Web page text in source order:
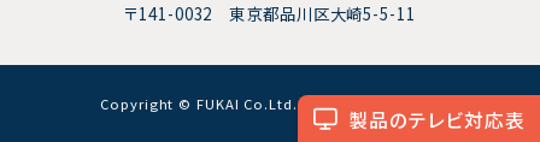
製品のテレビ対応表
〒141-0032 東京都品川区大崎5-5-11
Copyright © FUKAI Co.Ltd. All RightsReserved.